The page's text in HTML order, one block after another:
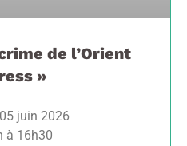
de l’Orient
»
juin 2026
à 16h30